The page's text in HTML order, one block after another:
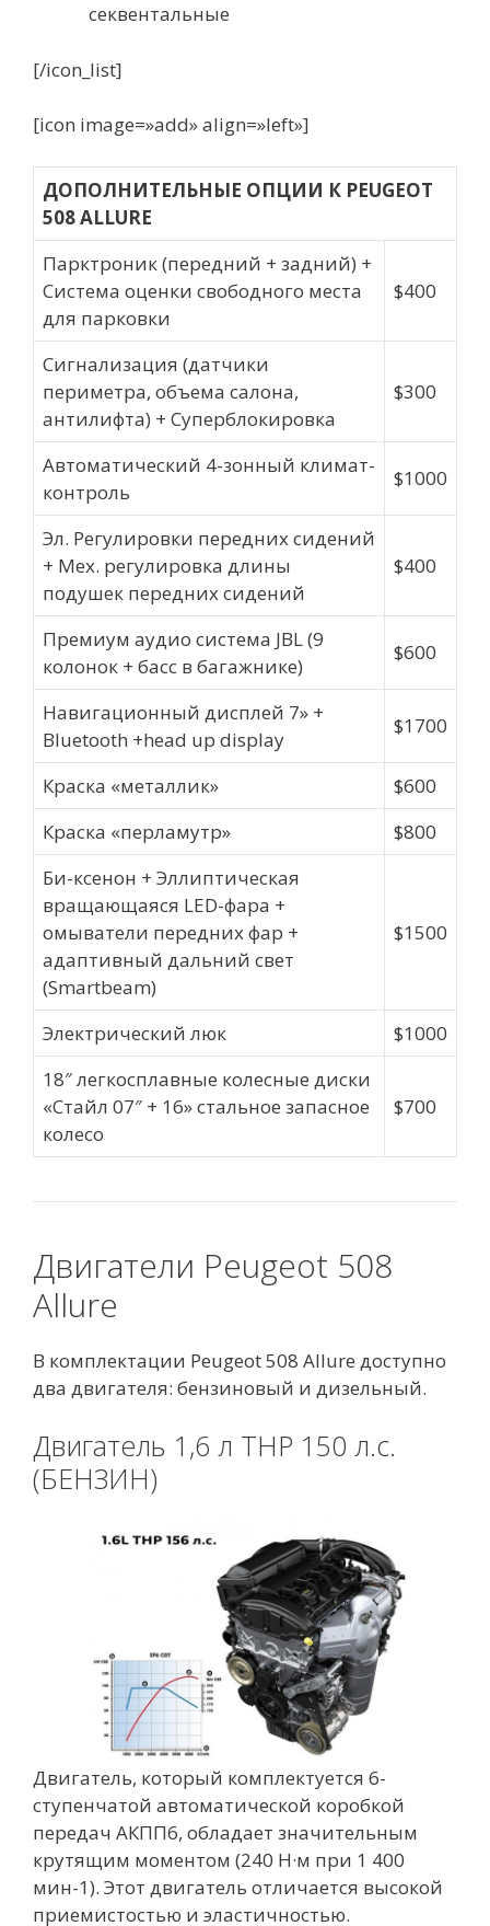
секвентальные
[/icon_list]
[icon image=»add» align=»left»]
ДОПОЛНИТЕЛЬНЫЕ ОПЦИИ К PEUGEOT
508 ALLURE
Парктроник (передний + задний) +
Система оценки свободного места
для парковки
$400
Сигнализация (датчики
периметра, объема салона,
антилифта) + Суперблокировка
$300
Автоматический 4-зонный климат-
контроль
$1000
Эл. Регулировки передних сидений
+ Мех. регулировка длины
подушек передних сидений
$400
Премиум аудио система JBL (9
колонок + басс в багажнике)
$600
Навигационный дисплей 7» +
Bluetooth +head up display
$1700
Краска «металлик»
$600
Краска «перламутр»
$800
Би-ксенон + Эллиптическая
вращающаяся LED-фара +
омыватели передних фар +
адаптивный дальний свет
(Smartbeam)
$1500
Электрический люк
$1000
18″ легкосплавные колесные диски
«Стайл 07″ + 16» стальное запасное
колесо
$700
Двигатели Peugeot 508
Allure
В комплектации Peugeot 508 Allure доступно
два двигателя: бензиновый и дизельный.
Двигатель 1,6 л THP 150 л.с.
(БЕНЗИН)
Двигатель, который комплектуется 6-
ступенчатой автоматической коробкой
передач АКПП6, обладает значительным
крутящим моментом (240 Н·м при 1 400
мин-1). Этот двигатель отличается высокой
приемистостью и эластичностью.